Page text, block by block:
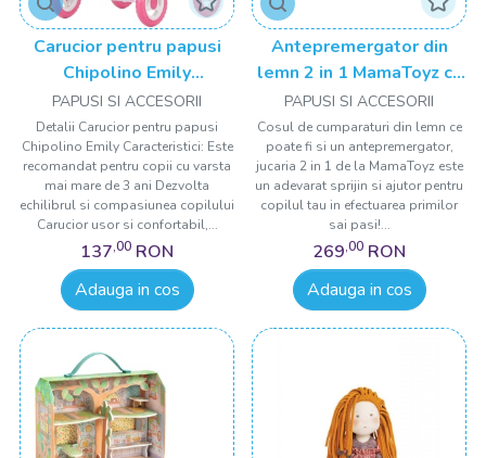
Alege dintr-o varietate de papuși fetite frumoase, oferindu-
i micuței tale bucuria de a se juca și crea momente inedite.
Descoperă cum copilul tău devine mult mai responsabil pe
măsură ce se joacă, cum învață empatia și grija față de
jucăriile ei, frumoase și colorate.
Învață din fiecare moment în care ea se descoperă pe sine
sau își transmite nevoile prin intermediul jocului cu păpușile
ei.
Accesorii papusi
A avea o păpușă fără accesorii, poate strica sau limita jocul
fetiței tale.
Carucior pentru papusi
Chipolino Emily
multicolor
PAPUSI SI ACCESORII
Detalii Carucior pentru papusi
Chipolino Emily Caracteristici: Este
recomandat pentru copii cu varsta
mai mare de 3 ani Dezvolta
echilibrul si compasiunea copilului
Carucior usor si confortabil,...
137,00 RON
Adauga in cos
Antepremergator din
lemn 2 in 1 MamaToyz cu
cos de cumparaturi
PAPUSI SI ACCESORII
Cosul de cumparaturi din lemn ce
poate fi si un antepremergator,
jucaria 2 in 1 de la MamaToyz este
un adevarat sprijin si ajutor pentru
copilul tau in efectuarea primilor
sai pasi!...
269,00 RON
Adauga in cos